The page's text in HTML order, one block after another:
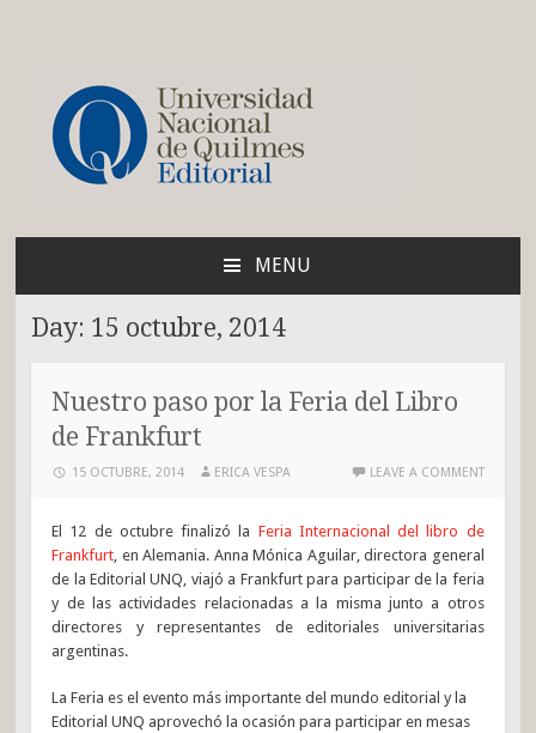
Blog de la Editorial de
MENU
CONTENT
Day: 15 octubre, 2014
Nuestro paso por la Feria del Libro
de Frankfurt
15 OCTUBRE, 2014 ERICA VESPA LEAVE A COMMENT
El 12 de octubre finalizó la Feria Internacional del libro de
Frankfurt , en Alemania. Anna Mónica Aguilar, directora general
de la Editorial UNQ, viajó a Frankfurt para participar de la feria
y de las actividades relacionadas a la misma junto a otros
directores y representantes de editoriales universitarias
argentinas.
La Feria es el evento más importante del mundo editorial y la
Editorial UNQ aprovechó la ocasión para participar en mesas